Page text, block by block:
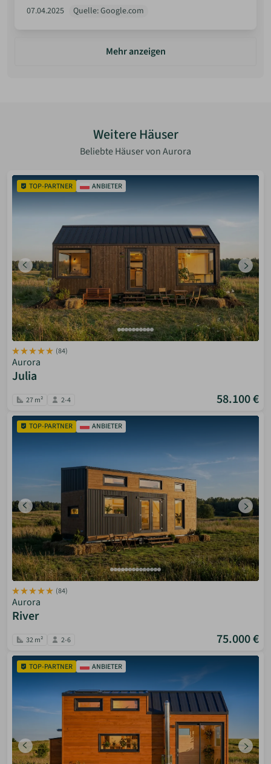
07.04.2025 Quelle: Google.com
Mehr anzeigen
Weitere Häuser
Beliebte Häuser von Aurora
TOP-PARTNER ANBIETER
(84)
Aurora
Julia
27 m² 2-4 58.100 €
TOP-PARTNER ANBIETER
(84)
Aurora
River
32 m² 2-6 75.000 €
TOP-PARTNER ANBIETER